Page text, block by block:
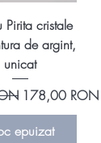
Pirita cristale
de argint,
unicat
Preț redus
178,00 RON
epuizat